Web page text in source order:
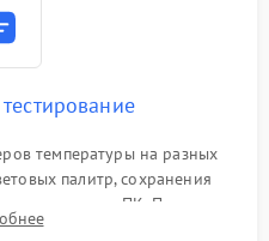
температуры на разных
палитр, сохранения
данных на ПК. Проверка
контроль качества.